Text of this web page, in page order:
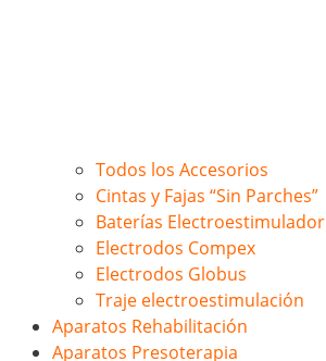
Todos los Accesorios
Cintas y Fajas “Sin Parches”
Baterías Electroestimulador
Electrodos Compex
Electrodos Globus
Traje electroestimulación
Aparatos Rehabilitación
Aparatos Presoterapia